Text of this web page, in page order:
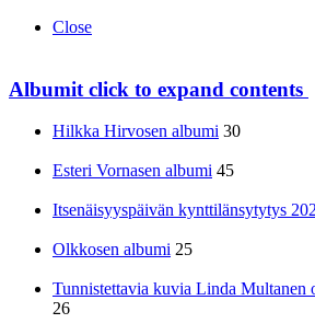
Close
Albumit click to expand contents
Hilkka Hirvosen albumi 30
Esteri Vornasen albumi 45
Itsenäisyyspäivän kynttilänsytytys
Olkkosen albumi 25
Tunnistettavia kuvia Linda Multanen
26